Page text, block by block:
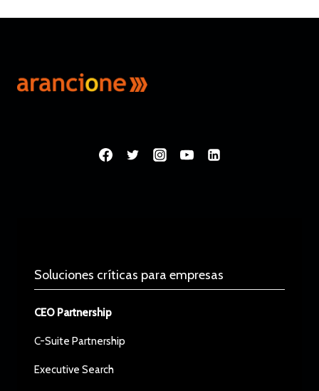
Soluciones críticas para empresas
CEO Partnership
C-Suite Partnership
Executive Search